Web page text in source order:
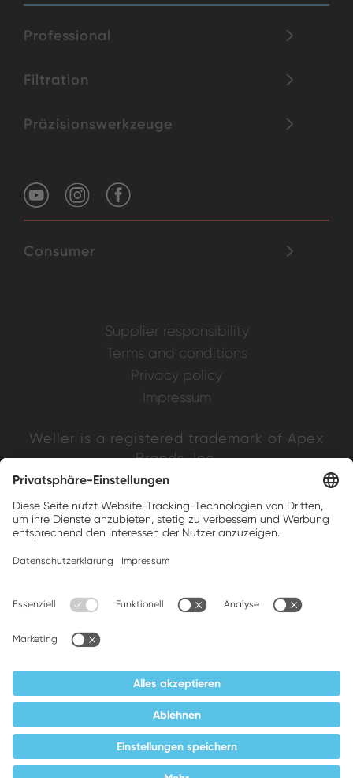
Professional
Filtration
Präzisionswerkzeuge
Consumer
Supplier responsibility
Terms and conditions
Privacy policy
Impressum
Weller is a registered trademark of Apex
Brands, Inc.